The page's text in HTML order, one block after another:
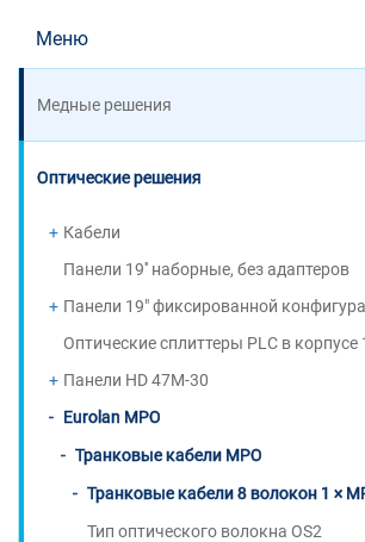
Тип оптического
Меню
Медные решения
Оптические решения
Кабели
Панели 19'' наборные, без адаптеров
Панели 19" фиксированной
Оптические сплиттеры PLC в корпусе
Панели HD 47M-30
Eurolan MPO
Транковые кабели MPO
Транковые кабели 8 волокон 1 ×
Тип оптического волокна OS2